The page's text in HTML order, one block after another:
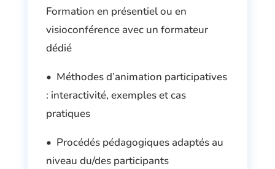
Formation en présentiel ou en
visioconférence avec un formateur
dédié
• Méthodes d’animation participatives
: interactivité, exemples et cas
pratiques
• Procédés pédagogiques adaptés au
niveau du/des participants